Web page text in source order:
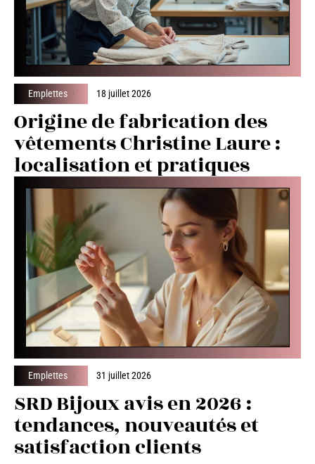
Emplettes 18 juillet 2026
Origine de fabrication des
vêtements Christine Laure :
localisation et pratiques
Emplettes 31 juillet 2026
SRD Bijoux avis en 2026 :
tendances, nouveautés et
satisfaction clients